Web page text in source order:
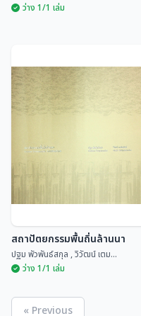
แผ่นดินไทยทุกที่มีเรื่องเล่า
ว่าง 1/1 เล่ม
สถาปัตยกรรมพื้นถิ่นล้านนา
ปฐม พัวพันธ์สกุล , วิวัฒน์ เตม...
ว่าง 1/1 เล่ม
« Previous